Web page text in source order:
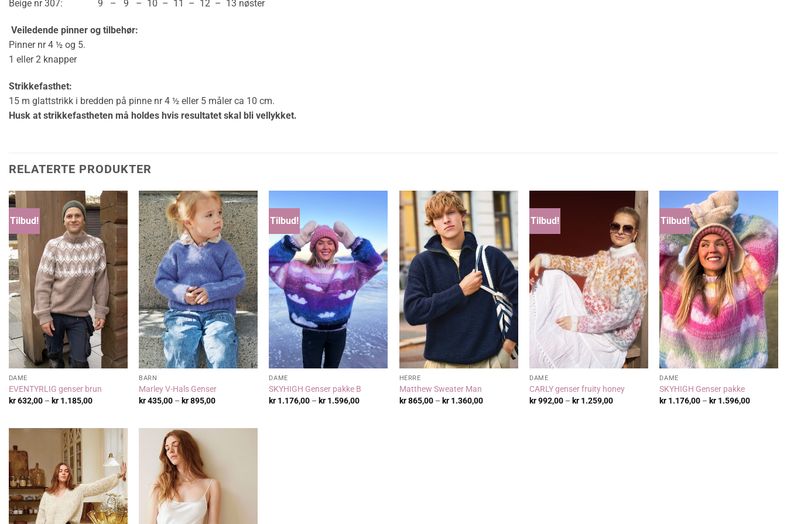
Beige nr 307: 9 – 9 – 10 – 11 – 12 – 13 nøster
Veiledende pinner og tilbehør:
Pinner nr 4 ½ og 5.
1 eller 2 knapper
Strikkefasthet:
15 m glattstrikk i bredden på pinne nr 4 ½ eller 5 måler ca 10 cm.
Husk at strikkefastheten må holdes hvis resultatet skal bli vellykket.
RELATERTE PRODUKTER
Tilbud!
DAME
EVENTYRLIG genser brun
kr632,00 – kr1.185,00Prisområde:
BARN
Marley V-Hals Genser
kr435,00 – kr895,00Prisområde:
Tilbud!
DAME
SKYHIGH Genser pakke B
kr 1.176,00 – kr 1.596,00Prisområde:
HERRE
Matthew Sweater Man
kr865,00 – kr1.360,00Prisområde:
Tilbud!
DAME
CARLY genser fruity honey
kr992,00 – kr 1.259,00Prisområde:
Tilbud!
DAME
SKYHIGH Genser pakke
kr 1.176,00 – kr 1.596,00